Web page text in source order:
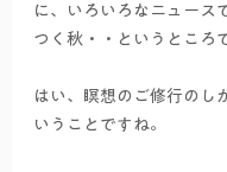
に、いろいろなニュース
つく秋・・というところ
はい、瞑想のご修行のし
いうことですね。